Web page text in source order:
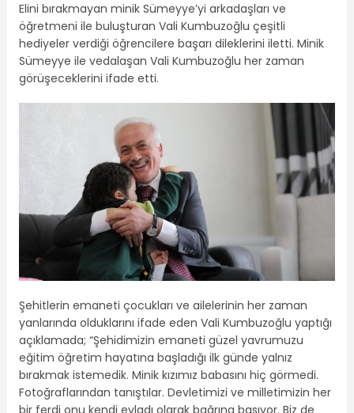
Elini bırakmayan minik Sümeyye’yi arkadaşları ve
öğretmeni ile buluşturan Vali Kumbuzoğlu çeşitli
hediyeler verdiği öğrencilere başarı dileklerini iletti. Minik
Sümeyye ile vedalaşan Vali Kumbuzoğlu her zaman
görüşeceklerini ifade etti.
Şehitlerin emaneti çocukları ve ailelerinin her zaman
yanlarında olduklarını ifade eden Vali Kumbuzoğlu yaptığı
açıklamada; “Şehidimizin emaneti güzel yavrumuzu
eğitim öğretim hayatına başladığı ilk günde yalnız
bırakmak istemedik. Minik kızımız babasını hiç görmedi.
Fotoğraflarından tanıştılar. Devletimizi ve milletimizin her